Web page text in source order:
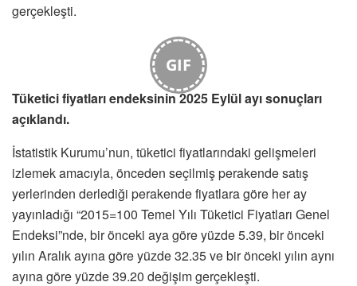
gerçekleşti.
GIF
Tüketici fiyatları endeksinin 2025 Eylül ayı sonuçları
açıklandı.
İstatistik Kurumu’nun, tüketici fiyatlarındaki gelişmeleri
izlemek amacıyla, önceden seçilmiş perakende satış
yerlerinden derlediği perakende fiyatlara göre her ay
yayınladığı “2015=100 Temel Yılı Tüketici Fiyatları Genel
Endeksi”nde, bir önceki aya göre yüzde 5.39, bir önceki
yılın Aralık ayına göre yüzde 32.35 ve bir önceki yılın aynı
ayına göre yüzde 39.20 değişim gerçekleşti.